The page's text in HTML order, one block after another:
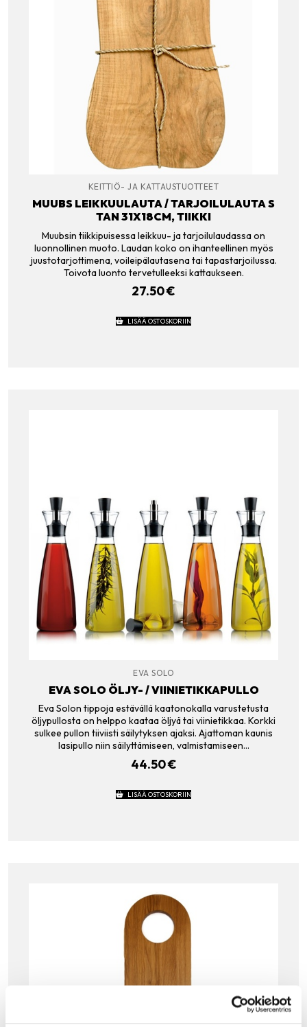
KEITTIÖ- JA KATTAUSTUOTTEET
MUUBS LEIKKUULAUTA / TARJOILULAUTA S
TAN 31X18CM, TIIKKI
Muubsin tiikkipuisessa leikkuu- ja tarjoilulaudassa on
luonnollinen muoto. Laudan koko on ihanteellinen myös
juustotarjottimena, voileipälautasena tai tapastarjoilussa.
Toivota luonto tervetulleeksi kattaukseen.
27.50€
LISÄÄ OSTOSKORIIN
EVA SOLO
EVA SOLO ÖLJY- / VIINIETIKKAPULLO
Eva Solon tippoja estävällä kaatonokalla varustetusta
öljypullosta on helppo kaataa öljyä tai viinietikkaa. Korkki
sulkee pullon tiiviisti säilytyksen ajaksi. Ajattoman kaunis
lasipullo niin säilyttämiseen, valmistamiseen…
44.50€
LISÄÄ OSTOSKORIIN